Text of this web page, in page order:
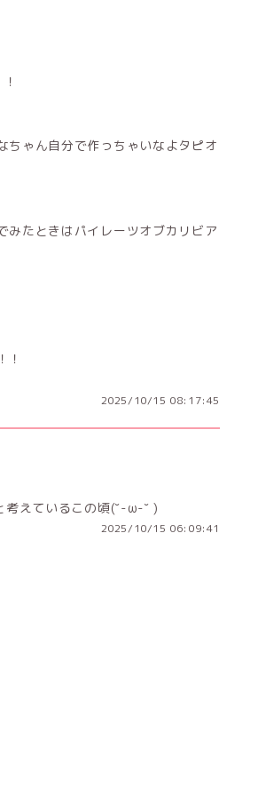
ちゃん自分で作っちゃいなよタピオ
みたときはパイレーツオブカリビア
！
2025/10/15 08:17:45
考えているこの頃(˘-ω-˘ )
2025/10/15 06:09:41